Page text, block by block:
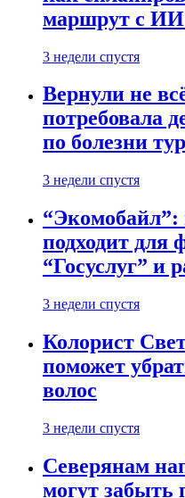
маршрут с
3 недели спустя
Вернули не
потребовала
по болезни
3 недели спустя
подходит для
“Госуслуг” и
3 недели спустя
Колорист
поможет
волос
3 недели спустя
Северянам
могут забыть